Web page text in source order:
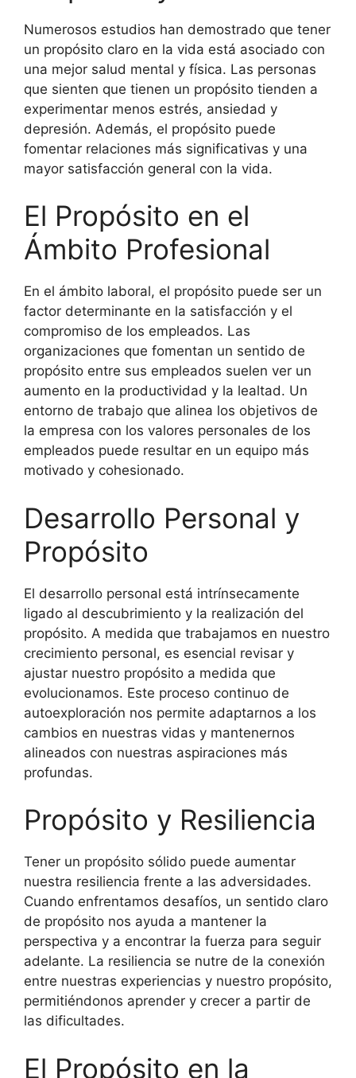
Numerosos estudios han demostrado que tener
un propósito claro en la vida está asociado con
una mejor salud mental y física. Las personas
que sienten que tienen un propósito tienden a
experimentar menos estrés, ansiedad y
depresión. Además, el propósito puede
fomentar relaciones más significativas y una
mayor satisfacción general con la vida.
El Propósito en el
Ámbito Profesional
En el ámbito laboral, el propósito puede ser un
factor determinante en la satisfacción y el
compromiso de los empleados. Las
organizaciones que fomentan un sentido de
propósito entre sus empleados suelen ver un
aumento en la productividad y la lealtad. Un
entorno de trabajo que alinea los objetivos de
la empresa con los valores personales de los
empleados puede resultar en un equipo más
motivado y cohesionado.
Desarrollo Personal y
Propósito
El desarrollo personal está intrínsecamente
ligado al descubrimiento y la realización del
propósito. A medida que trabajamos en nuestro
crecimiento personal, es esencial revisar y
ajustar nuestro propósito a medida que
evolucionamos. Este proceso continuo de
autoexploración nos permite adaptarnos a los
cambios en nuestras vidas y mantenernos
alineados con nuestras aspiraciones más
profundas.
Propósito y Resiliencia
Tener un propósito sólido puede aumentar
nuestra resiliencia frente a las adversidades.
Cuando enfrentamos desafíos, un sentido claro
de propósito nos ayuda a mantener la
perspectiva y a encontrar la fuerza para seguir
adelante. La resiliencia se nutre de la conexión
entre nuestras experiencias y nuestro propósito,
permitiéndonos aprender y crecer a partir de
las dificultades.
El Propósito en la